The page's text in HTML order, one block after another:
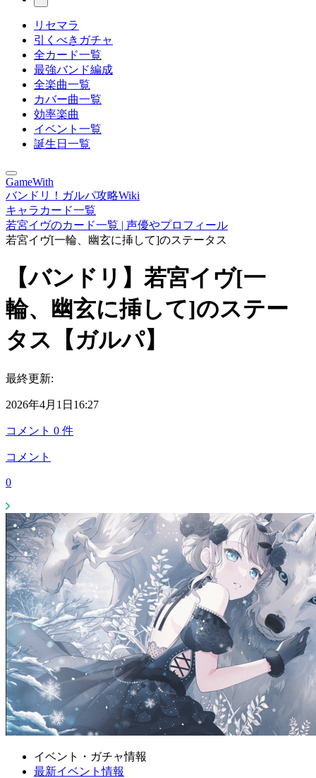
リセマラ
引くべきガチャ
全カード一覧
最強バンド編成
全楽曲一覧
カバー曲一覧
効率楽曲
イベント一覧
誕生日一覧
GameWith
バンドリ！ガルパ攻略Wiki
キャラカード一覧
若宮イヴのカード一覧 | 声優やプロフィール
若宮イヴ[一輪、幽玄に挿して]のステータス
【バンドリ】若宮イヴ[一
輪、幽玄に挿して]のステー
タス【ガルパ】
最終更新:
2026年4月1日16:27
コメント 0 件
コメント
0
イベント・ガチャ情報
最新イベント情報